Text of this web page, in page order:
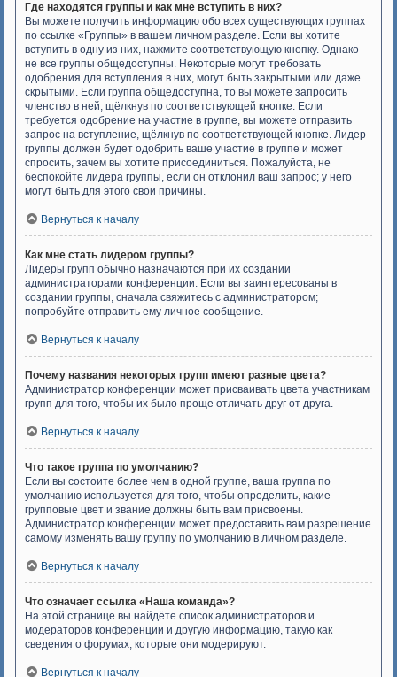
Где находятся группы и как мне вступить в них?
Вы можете получить информацию обо всех существующих группах
по ссылке «Группы» в вашем личном разделе. Если вы хотите
вступить в одну из них, нажмите соответствующую кнопку. Однако
не все группы общедоступны. Некоторые могут требовать
одобрения для вступления в них, могут быть закрытыми или даже
скрытыми. Если группа общедоступна, то вы можете запросить
членство в ней, щёлкнув по соответствующей кнопке. Если
требуется одобрение на участие в группе, вы можете отправить
запрос на вступление, щёлкнув по соответствующей кнопке. Лидер
группы должен будет одобрить ваше участие в группе и может
спросить, зачем вы хотите присоединиться. Пожалуйста, не
беспокойте лидера группы, если он отклонил ваш запрос; у него
могут быть для этого свои причины.
Вернуться к началу
Как мне стать лидером группы?
Лидеры групп обычно назначаются при их создании
администраторами конференции. Если вы заинтересованы в
создании группы, сначала свяжитесь с администратором;
попробуйте отправить ему личное сообщение.
Вернуться к началу
Почему названия некоторых групп имеют разные цвета?
Администратор конференции может присваивать цвета участникам
групп для того, чтобы их было проще отличать друг от друга.
Вернуться к началу
Что такое группа по умолчанию?
Если вы состоите более чем в одной группе, ваша группа по
умолчанию используется для того, чтобы определить, какие
групповые цвет и звание должны быть вам присвоены.
Администратор конференции может предоставить вам разрешение
самому изменять вашу группу по умолчанию в личном разделе.
Вернуться к началу
Что означает ссылка «Наша команда»?
На этой странице вы найдёте список администраторов и
модераторов конференции и другую информацию, такую как
сведения о форумах, которые они модерируют.
Вернуться к началу